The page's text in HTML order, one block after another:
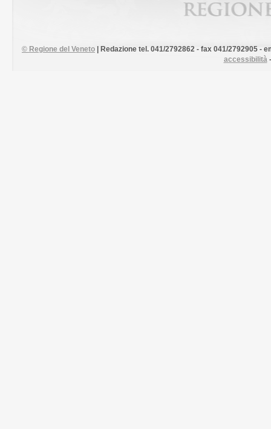
© Regione del Veneto
| Redazione tel. 041/2792862 - fax 041/2792905 -
accessibilità